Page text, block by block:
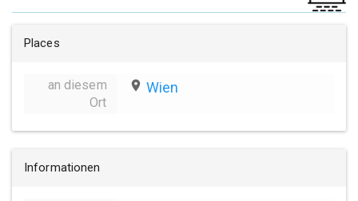
Places
an diesem
Ort
place Wien
Informationen